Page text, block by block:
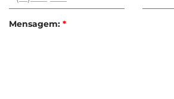
Mensagem: *